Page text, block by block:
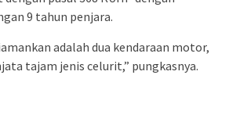
9 tahun penjara.
adalah dua kendaraan motor,
tajam jenis celurit,” pungkasnya.